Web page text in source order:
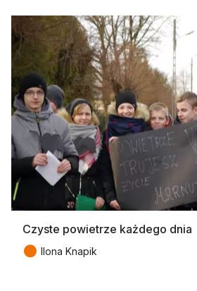
Czyste powietrze każdego dnia
● Ilona Knapik